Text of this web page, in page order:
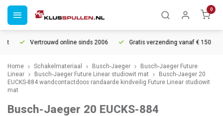
0
Vertrouwd online sinds 2006 Gratis verzending vanaf € 150
Home Schakelmateriaal Busch-Jaeger
Busch-Jaeger Future
Linear
Busch-Jaeger Future Linear studiowit mat
Busch-Jaeger 20
EUCKS-884 wandcontactdoos randaarde kindveilig Future Linear studiowit
mat
Busch-Jaeger 20 EUCKS-884